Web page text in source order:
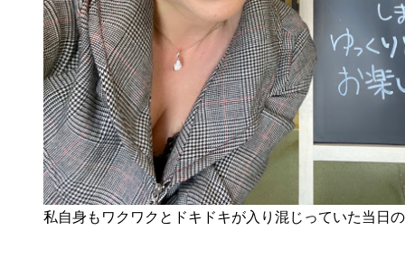
私自身もワクワクとドキドキが入り混じっていた当日